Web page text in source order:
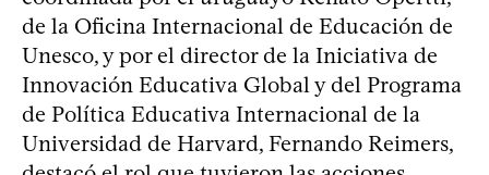
de la Oficina Internacional de Educación de
Unesco, y por el director de la Iniciativa de
Innovación Educativa Global y del Programa
de Política Educativa Internacional de la
Universidad de Harvard, Fernando Reimers,